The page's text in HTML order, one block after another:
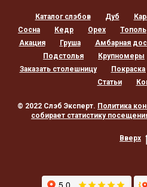
Каталог слэбов Дуб
Сосна
Кедр Орех Тополь
Акация
Груша Амбарная
Подстолья
Крупномеры
Заказать столешницу
Статьи
© 2022 Слэб Эксперт. Политика
собирает статистику
Вверх